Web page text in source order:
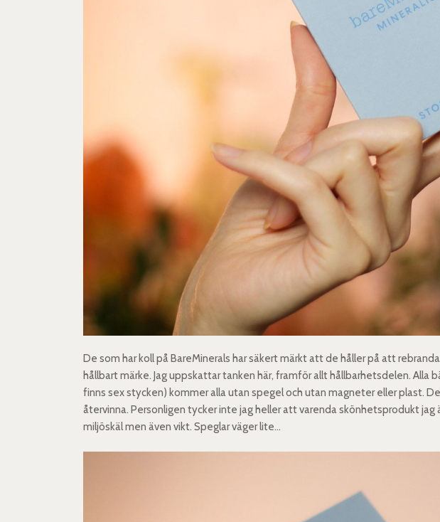
De som har koll på BareMinerals har säkert märkt att de håller på att
hållbart märke. Jag uppskattar tanken här, framför allt hållbarhetsdelen. Alla
finns sex stycken) kommer alla utan spegel och utan magneter eller plast.
återvinna. Personligen tycker inte jag heller att varenda skönhetsprodukt jag
miljöskäl men även vikt. Speglar väger lite…